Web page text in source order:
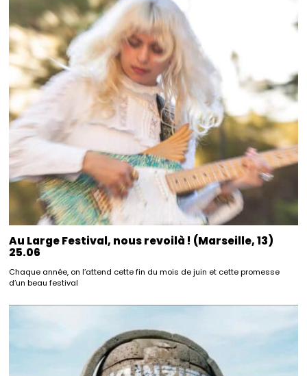
Au Large Festival, nous revoilà ! (Marseille, 13)
25.06
Chaque année, on l’attend cette fin du mois de juin et cette promesse
d’un beau festival